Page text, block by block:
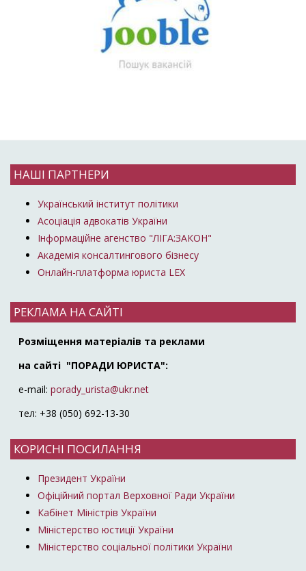
НАШІ ПАРТНЕРИ
Український інститут політики
Асоціація адвокатів України
Інформаційне агенство "ЛІГА:ЗАКОН"
Академія консалтингового бізнесу
Онлайн-платформа юриста LEX
РЕКЛАМА НА САЙТІ
Розміщення матеріалів та реклами
на сайті "ПОРАДИ ЮРИСТА":
e-mail: porady_urista@ukr.net
тел: +38 (050) 692-13-30
КОРИСНІ ПОСИЛАННЯ
Президент України
Офіційний портал Верховної Ради України
Кабінет Міністрів України
Міністерство юстиції України
Міністерство соціальної політики України